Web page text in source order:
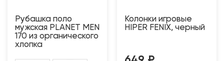
Рубашка поло
мужская PLANET MEN
170 из органического
хлопка
Колонки игровые
HIPER FENIX, черный